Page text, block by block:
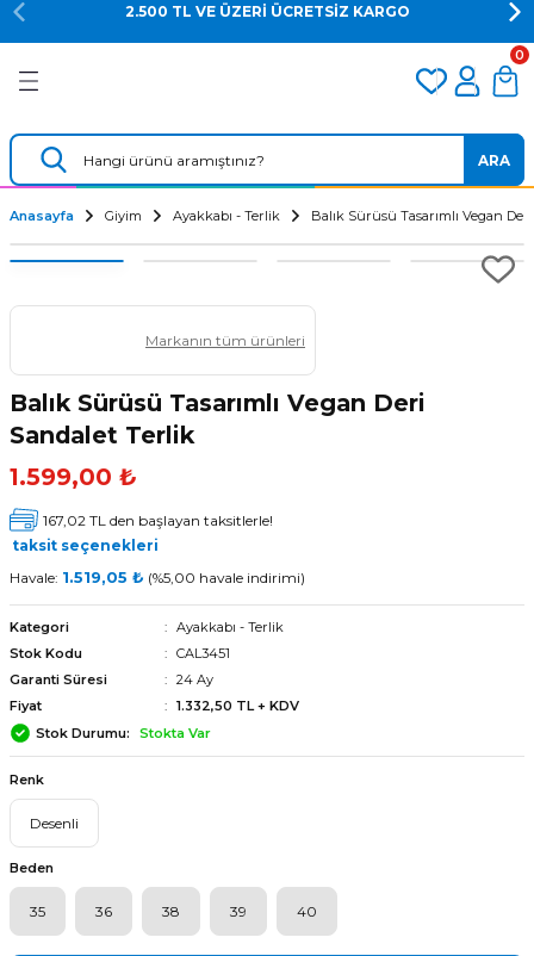
2.500 TL VE ÜZERİ ÜCRETSİZ KARGO
Dalış Regülatörü
Dalış Konsolu
ARA
0
Anasayfa Giyim Ayakkabı - Terlik Balık Sürüsü Tasarımlı Vegan
Markanın tüm ürünleri
Balık Sürüsü Tasarımlı Vegan Deri
Sandalet Terlik
1.599,00 ₺
167,02 TL den başlayan taksitlerle!
taksit seçenekleri
Havale: 1.519,05 ₺ (%5,00 havale indirimi)
Kategori
Ayakkabı - Terlik
Stok Kodu
CAL3451
Garanti Süresi
24 Ay
Fiyat
1.332,50 TL + KDV
Stok Durumu
Stokta Var
Renk
Desenli
Beden
35 36 38 39 40